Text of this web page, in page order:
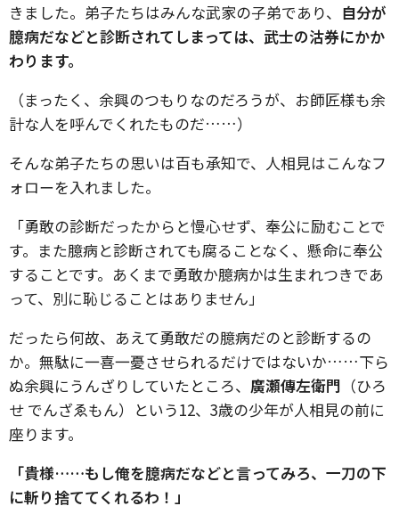
きました。弟子たちはみんな武家の子弟であり、 自分が
臆病だなどと診断されてしまっては、武士の沽券にかか
わります。
（まったく、余興のつもりなのだろうが、お師匠様も余
計な人を呼んでくれたものだ……）
そんな弟子たちの思いは百も承知で、人相見はこんなフ
ォローを入れました。
「勇敢の診断だったからと慢心せず、奉公に励むことで
す。また臆病と診断されても腐ることなく、懸命に奉公
することです。あくまで勇敢か臆病かは生まれつきであ
って、別に恥じることはありません」
だったら何故、あえて勇敢だの臆病だのと診断するの
か。無駄に一喜一憂させられるだけではないか……下ら
ぬ余興にうんざりしていたところ、 廣瀬傳左衛門 （ひろ
せ でんざゑもん）という12、3歳の少年が人相見の前に
座ります。
「貴様……もし俺を臆病だなどと言ってみろ、一刀の下
に斬り捨ててくれるわ！」